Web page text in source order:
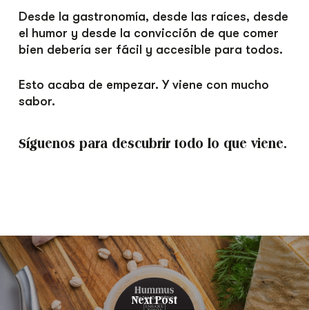
Desde la gastronomía, desde las raíces, desde
el humor y desde la convicción de que comer
bien debería ser fácil y accesible para todos.
Esto acaba de empezar. Y viene con mucho
sabor.
Síguenos para descubrir todo lo que viene.
Next Post